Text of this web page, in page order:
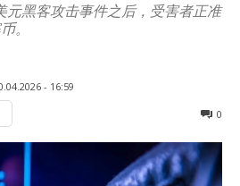
元黑客攻击事件之后，受害者正准
。
- 16:59
0